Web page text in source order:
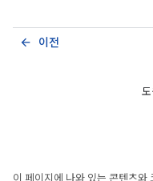
이전
arrow_back
이 페이지에 나와 있는 콘텐츠와